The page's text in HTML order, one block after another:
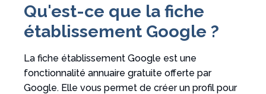
Qu'est-ce que la fiche
établissement Google ?
La fiche établissement Google est une
fonctionnalité annuaire gratuite offerte par
Google. Elle vous permet de créer un profil pour